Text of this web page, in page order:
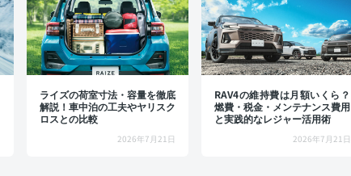
ライズの荷室寸法・容量を徹底
解説！車中泊の工夫やヤリスク
ロスとの比較
2026年7月21日
RAV4の維持費は月額いくら？
燃費・税金・メンテナンス費用
と実践的なレジャー活用術
2026年7月21日